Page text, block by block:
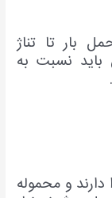
بار تا تناژ
نسبت به
دارند و محموله